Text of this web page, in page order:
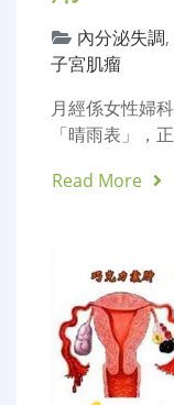
內分泌失調,
子宮肌瘤
月經係女性婦
「晴雨表」，
Read More